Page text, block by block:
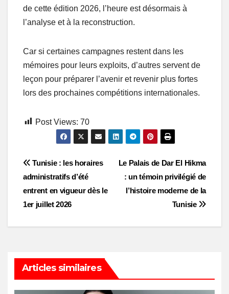
de cette édition 2026, l’heure est désormais à
l’analyse et à la reconstruction.
Car si certaines campagnes restent dans les
mémoires pour leurs exploits, d’autres servent de
leçon pour préparer l’avenir et revenir plus fortes
lors des prochaines compétitions internationales.
Post Views: 70
Post
navigation
Le Palais de Dar El Hikma
: un témoin privilégié de
l’histoire moderne de la
Tunisie
Tunisie : les horaires
administratifs d’été
entrent en vigueur dès le
1er juillet 2026
Articles similaires